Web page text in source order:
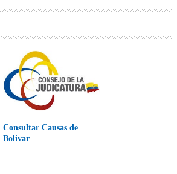
Consultar Causas de
Bolivar